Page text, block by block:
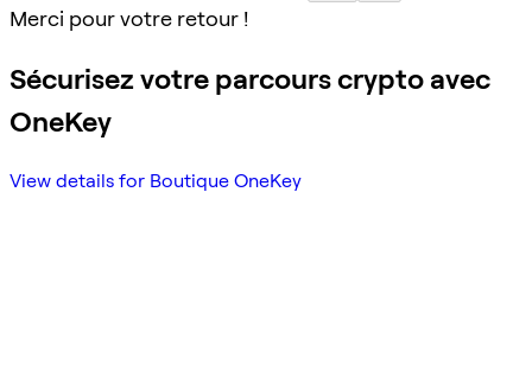
Merci pour votre retour !
Sécurisez votre parcours crypto avec
OneKey
View details for Boutique OneKey